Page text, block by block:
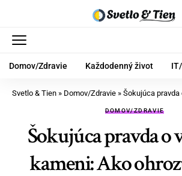
Domov/Zdravie Každodenný život
Svetlo & Tien » Domov/Zdravie » Šokujúca pravda o vodnom kameni:
DOMOV/ZDRAVIE
Šokujúca pravda o
kameni: Ako